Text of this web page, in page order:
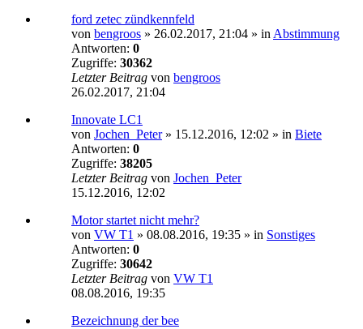
ford zetec zündkennfeld
von bengroos » 26.02.2017, 21:04 » in Abstimmung
Antworten: 0
Zugriffe: 30362
Letzter Beitrag von bengroos
26.02.2017, 21:04
Innovate LC1
von Jochen_Peter» 15.12.2016, 12:02 » in Biete
Antworten: 0
Zugriffe: 38205
Letzter Beitrag von Jochen_Peter
15.12.2016, 12:02
Motor startet nicht mehr?
von VW T1 » 08.08.2016, 19:35 » in Sonstiges
Antworten: 0
Zugriffe: 30642
Letzter Beitrag von VW T1
08.08.2016, 19:35
Bezeichnung der bee